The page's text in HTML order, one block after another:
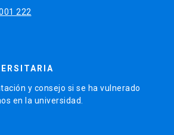
222
y consejo si se ha vulnerado
en la universidad.